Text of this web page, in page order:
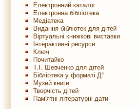
Електронний каталог
Електронна бібліотека
Медіатека
Видання бібліотек для дітей
Віртуальні книжкові виставки
Інтерактивні ресурси
Ключ
Почитайко
Т.Г. Шевченко для дітей
Бібліотека у форматі Д°
Музей книги
Творчість дітей
Пам'ятні літературні дати